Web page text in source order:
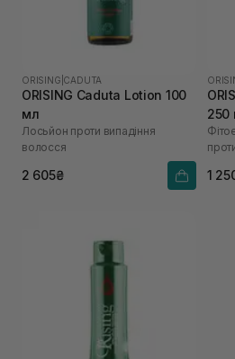
ORISING CADUTA
ORISING Caduta Lotion 100
мл
Лосьйон проти випадіння
волосся
2 605₴
250
1